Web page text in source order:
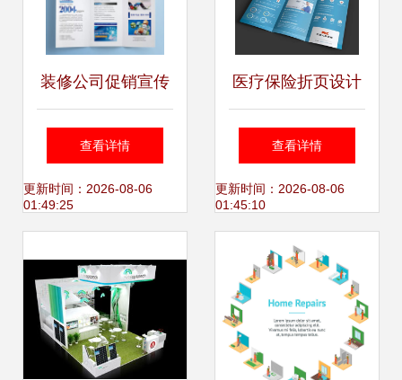
装修公司促销宣传
三折页设计——打
造专业设计服务的
查看详情
更新时间：2026-08-06
01:49:25
医疗保险折页设计
专业打造高转化率
营销工具
查看详情
更新时间：2026-08-06
01:45:10